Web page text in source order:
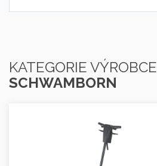
KATEGORIE VÝROBCE
SCHWAMBORN